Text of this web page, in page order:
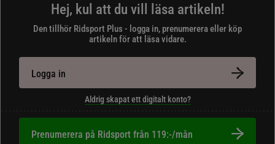
Hej, kul att du vill läsa artikeln!
Den tillhör Ridsport Plus - logga in, prenumerera eller köp
artikeln för att läsa vidare.
Logga in
Aldrig skapat ett digitalt konto?
Prenumerera på Ridsport från 119:-/mån